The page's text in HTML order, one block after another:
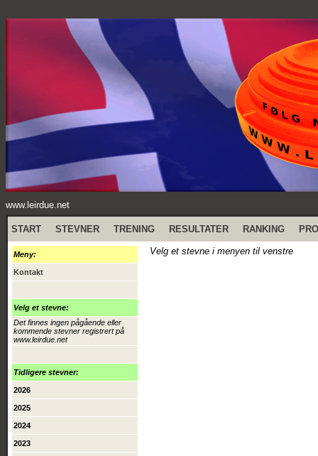
www.leirdue.net
START STEVNER TRENING RESULTATER RANKING
Meny:
Kontakt
Velg et stevne:
Det finnes ingen pågående eller
kommende stevner registrert på
www.leirdue.net
Tidligere stevner:
2026
2025
2024
2023
Velg et stevne i menyen til venstre